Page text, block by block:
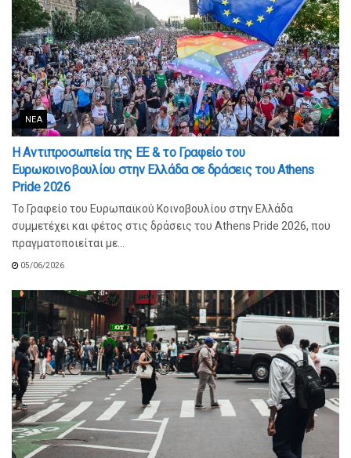
ΝΈΑ
Η Αντιπροσωπεία της ΕΕ & το Γραφείο του
Ευρωκοινοβουλίου στην Ελλάδα σε δράσεις του Athens
Pride 2026
Το Γραφείο του Ευρωπαϊκού Κοινοβουλίου στην Ελλάδα
συμμετέχει και φέτος στις δράσεις του Athens Pride 2026, που
πραγματοποιείται με...
05/06/2026